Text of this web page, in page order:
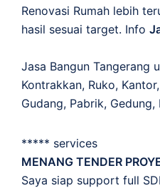
Renovasi Rumah lebih
hasil sesuai target. Info
Jasa Bangun Tangerang
Kontrakkan, Ruko,
Gudang, Pabrik,
***** services
MENANG TENDER
Saya siap support full